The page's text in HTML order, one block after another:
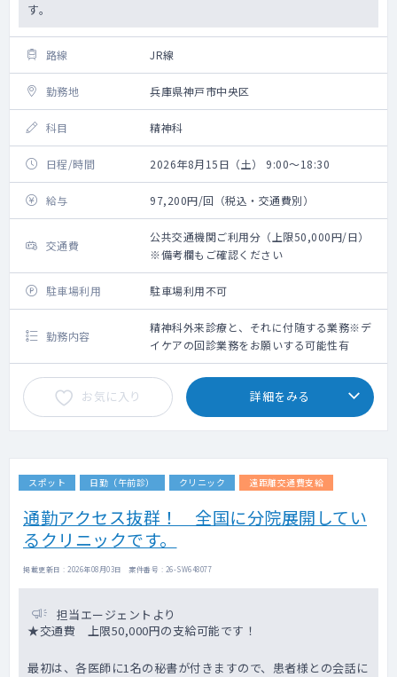
す。
路線 JR線
勤務地 兵庫県神戸市中央区
科目 精神科
日程/時間 2026年8月15日（土） 9:00～18:30
給与 97,200円/回（税込・交通費別）
交通費
公共交通機関ご利用分（上限50,000円/日）
※備考欄もご確認ください
駐車場利用 駐車場利用不可
勤務内容
精神科外来診療と、それに付随する業務※デ
イケアの回診業務をお願いする可能性有
お気に入り 詳細をみる
スポット 日勤（午前診） クリニック 遠距離交通費支給
通勤アクセス抜群！ 全国に分院展開してい
るクリニックです。
掲載更新日 : 2026年08月03日 案件番号 : 26-SW648077
担当エージェントより
★交通費 上限50,000円の支給可能です！
最初は、各医師に1名の秘書が付きますので、患者様との会話に